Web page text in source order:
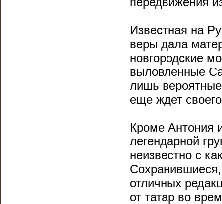
Известная на
веры дала
новгородские
выловленные
лишь
еще ждет
Кроме Антония
легендарной
неизвестно с
Сохранившиеся,
отличных
от татар во